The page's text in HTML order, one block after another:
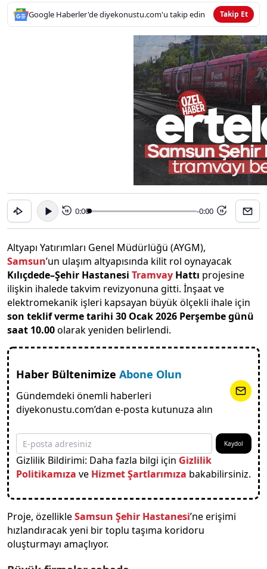
Google Haberler'de diyekonustu.com'u takip edin Takip Et
15 0:00 -0:00 15
Altyapı Yatırımları Genel Müdürlüğü (AYGM),
Samsun’un ulaşım altyapısında kilit rol oynayacak
Kılıçdede–Şehir Hastanesi Tramvay Hattı projesine
ilişkin ihalede takvim revizyonuna gitti. İnşaat ve
elektromekanik işleri kapsayan büyük ölçekli ihale için
son teklif verme tarihi 30 Ocak 2026 Perşembe günü
saat 10.00olarak yeniden belirlendi.
Haber Bültenimize Abone Olun
Gündemdeki önemli haberleri
diyekonustu.com’dan e-posta kutunuza alın
Kaydol
Gizlilik Bildirimi: Daha fazla bilgi için Gizlilik
Politikamıza ve Hizmet Şartlarımıza bakabilirsiniz.
Proje, özellikleSamsun Şehir Hastanesi’ne erişimi
hızlandıracak yeni bir toplu taşıma koridoru
oluşturmayı amaçlıyor.